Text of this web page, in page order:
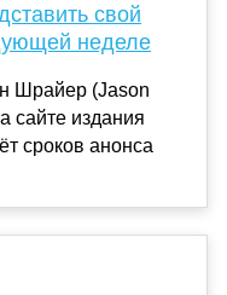
свой
неделе
Шрайер (Jason
сайте издания
сроков анонса